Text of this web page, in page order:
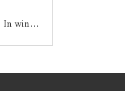
In winkelwagen